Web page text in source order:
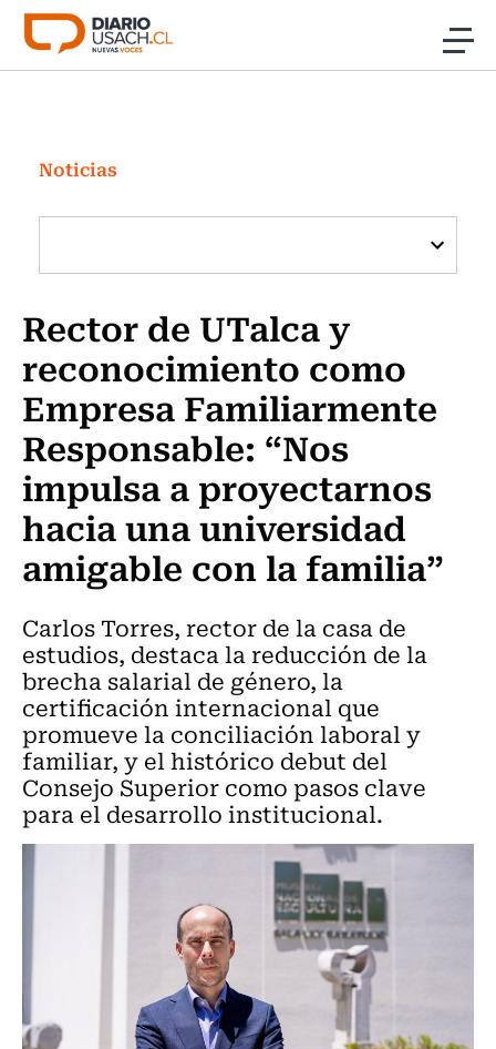
Click acá para ir directamente al contenido
Investigación
Cultura
Programas Radio y TV Usach
Noticias
Rector de UTalca y
reconocimiento como
Empresa Familiarmente
Responsable: “Nos
impulsa a proyectarnos
hacia una universidad
amigable con la familia”
Carlos Torres, rector de la casa de
estudios, destaca la reducción de la
brecha salarial de género, la
certificación internacional que
promueve la conciliación laboral y
familiar, y el histórico debut del
Consejo Superior como pasos clave
para el desarrollo institucional.